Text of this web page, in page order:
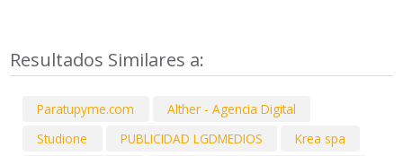
Resultados Similares a:
Paratupyme.com
Alther - Agencia Digital
Studione
PUBLICIDAD LGDMEDIOS
Krea spa